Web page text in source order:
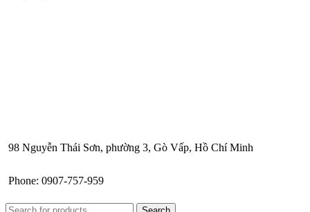
98 Nguyễn Thái Sơn, phường 3, Gò Vấp, Hồ Chí Minh
Phone: 0907-757-959